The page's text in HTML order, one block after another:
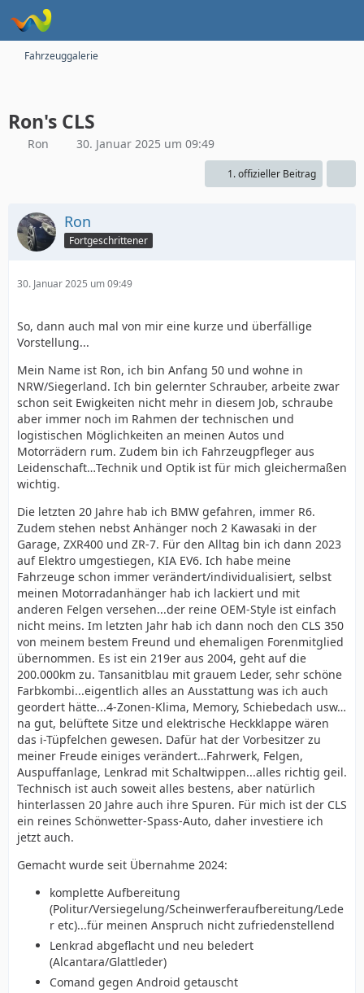
Fahrzeuggalerie
Ron's CLS
Ron 30. Januar 2025 um 09:49
1. offizieller Beitrag
Ron
Fortgeschrittener
30. Januar 2025 um 09:49
So, dann auch mal von mir eine kurze und überfällige
Vorstellung...
Mein Name ist Ron, ich bin Anfang 50 und wohne in
NRW/Siegerland. Ich bin gelernter Schrauber, arbeite zwar
schon seit Ewigkeiten nicht mehr in diesem Job, schraube
aber immer noch im Rahmen der technischen und
logistischen Möglichkeiten an meinen Autos und
Motorrädern rum. Zudem bin ich Fahrzeugpfleger aus
Leidenschaft…Technik und Optik ist für mich gleichermaßen
wichtig.
Die letzten 20 Jahre hab ich BMW gefahren, immer R6.
Zudem stehen nebst Anhänger noch 2 Kawasaki in der
Garage, ZXR400 und ZR-7. Für den Alltag bin ich dann 2023
auf Elektro umgestiegen, KIA EV6. Ich habe meine
Fahrzeuge schon immer verändert/individualisiert, selbst
meinen Motorradanhänger hab ich lackiert und mit
anderen Felgen versehen...der reine OEM-Style ist einfach
nicht meins. Im letzten Jahr hab ich dann noch den CLS 350
von meinem bestem Freund und ehemaligen Forenmitglied
übernommen. Es ist ein 219er aus 2004, geht auf die
200.000km zu. Tansanitblau mit grauem Leder, sehr schöne
Farbkombi...eigentlich alles an Ausstattung was ich auch
geordert hätte...4-Zonen-Klima, Memory, Schiebedach usw…
na gut, belüftete Sitze und elektrische Heckklappe wären
das i-Tüpfelchen gewesen. Dafür hat der Vorbesitzer zu
meiner Freude einiges verändert…Fahrwerk, Felgen,
Auspuffanlage, Lenkrad mit Schaltwippen...alles richtig geil.
Technisch ist auch soweit alles bestens, aber natürlich
hinterlassen 20 Jahre auch ihre Spuren. Für mich ist der CLS
ein reines Schönwetter-Spass-Auto, daher investiere ich
jetzt auch.
Gemacht wurde seit Übernahme 2024:
komplette Aufbereitung
(Politur/Versiegelung/Scheinwerferaufbereitung/Lede
r etc)...für meinen Anspruch nicht zufriedenstellend
Lenkrad abgeflacht und neu beledert
(Alcantara/Glattleder)
Comand gegen Android getauscht